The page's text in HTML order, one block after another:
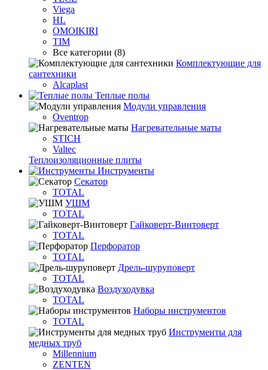
Viega
HL
OMOIKIRI
TIM
Все категории (8)
Комплектующие для
сантехники
Alcaplast
Теплые полы
Модули управления
Oventrop
Нагревательные маты
STICH
Valtec
Теплоизоляционные плиты
Инструменты
Секатор
TOTAL
УШМ
TOTAL
Гайковерт-Винтоверт
TOTAL
Перфоратор
TOTAL
Дрель-шуруповерт
TOTAL
Воздуходувка
TOTAL
Наборы инструментов
TOTAL
Инструменты для
медных труб
Millennium
ZENTEN